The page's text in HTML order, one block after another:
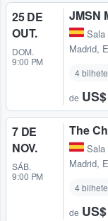
25 DE
OUT.
DOM.
9:00 PM
JMSN
Sala
Madrid,
4
de
7 DE
NOV.
SÁB.
9:00 PM
The
Sala
Madrid,
4
de